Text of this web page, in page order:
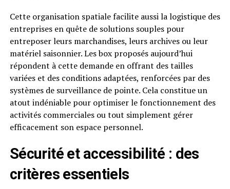
Cette organisation spatiale facilite aussi la logistique des
entreprises en quête de solutions souples pour
entreposer leurs marchandises, leurs archives ou leur
matériel saisonnier. Les box proposés aujourd’hui
répondent à cette demande en offrant des tailles
variées et des conditions adaptées, renforcées par des
systèmes de surveillance de pointe. Cela constitue un
atout indéniable pour optimiser le fonctionnement des
activités commerciales ou tout simplement gérer
efficacement son espace personnel.
Sécurité et accessibilité : des
critères essentiels